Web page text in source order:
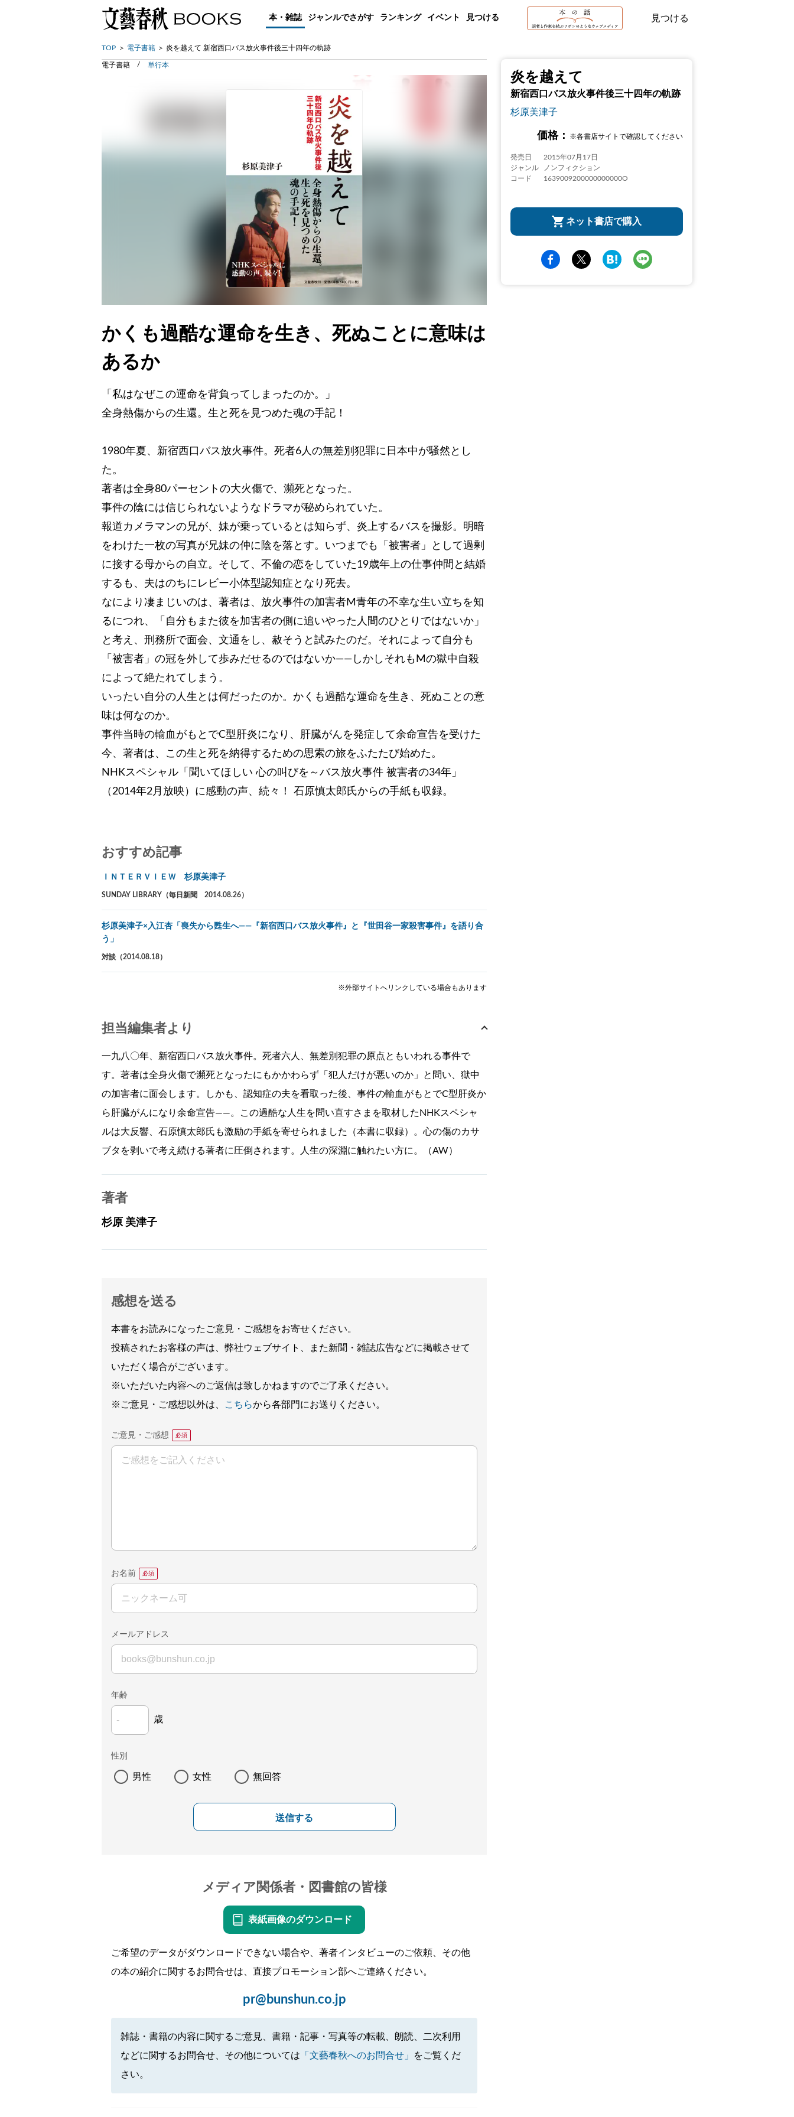
本・雑誌 ジャンルでさがす ランキング イベント 見つける 見つける
TOP 電子書籍 炎を越えて 新宿西口バス放火事件後三十四年の軌跡
炎を越えて
新宿西口バス放火事件後三十四年の軌跡
杉原美津子
価格： ※各書店サイトで確認してください
発売日
2015年07月17日
ジャンル
ノンフィクション
コード
1639009200000000000O
ネット書店で購入
電子書籍 単行本
かくも過酷な運命を生き、死ぬことに意味は
あるか
「私はなぜこの運命を背負ってしまったのか。」
全身熱傷からの生還。生と死を見つめた魂の手記！
1980年夏、新宿西口バス放火事件。死者6人の無差別犯罪に日本中が騒然とし
た。
著者は全身80パーセントの大火傷で、瀕死となった。
事件の陰には信じられないようなドラマが秘められていた。
報道カメラマンの兄が、妹が乗っているとは知らず、炎上するバスを撮影。明暗
をわけた一枚の写真が兄妹の仲に陰を落とす。いつまでも「被害者」として過剰
に接する母からの自立。そして、不倫の恋をしていた19歳年上の仕事仲間と結婚
するも、夫はのちにレビー小体型認知症となり死去。
なにより凄まじいのは、著者は、放火事件の加害者M青年の不幸な生い立ちを知
るにつれ、「自分もまた彼を加害者の側に追いやった人間のひとりではないか」
と考え、刑務所で面会、文通をし、赦そうと試みたのだ。それによって自分も
「被害者」の冠を外して歩みだせるのではないか――しかしそれもMの獄中自殺
によって絶たれてしまう。
いったい自分の人生とは何だったのか。かくも過酷な運命を生き、死ぬことの意
味は何なのか。
事件当時の輸血がもとでC型肝炎になり、肝臓がんを発症して余命宣告を受けた
今、著者は、この生と死を納得するための思索の旅をふたたび始めた。
NHKスペシャル「聞いてほしい 心の叫びを～バス放火事件 被害者の34年」
（2014年2月放映）に感動の声、続々！ 石原慎太郎氏からの手紙も収録。
おすすめ記事
ＩＮＴＥＲＶＩＥＷ 杉原美津子
SUNDAY LIBRARY（毎日新聞 2014.08.26）
杉原美津子×入江杏「喪失から甦生へ――『新宿西口バス放火事件』と『世田谷一家殺害事件』を語り合
う」
対談（2014.08.18）
※外部サイトへリンクしている場合もあります
担当編集者より
一九八〇年、新宿西口バス放火事件。死者六人、無差別犯罪の原点ともいわれる事件で
す。著者は全身火傷で瀕死となったにもかかわらず「犯人だけが悪いのか」と問い、獄中
の加害者に面会します。しかも、認知症の夫を看取った後、事件の輸血がもとでC型肝炎か
ら肝臓がんになり余命宣告――。この過酷な人生を問い直すさまを取材したNHKスペシャ
ルは大反響、石原慎太郎氏も激励の手紙を寄せられました（本書に収録）。心の傷のカサ
ブタを剥いで考え続ける著者に圧倒されます。人生の深淵に触れたい方に。（AW）
著者
杉原 美津子
感想を送る
本書をお読みになったご意見・ご感想をお寄せください。
投稿されたお客様の声は、弊社ウェブサイト、また新聞・雑誌広告などに掲載させて
いただく場合がございます。
※いただいた内容へのご返信は致しかねますのでご了承ください。
※ご意見・ご感想以外は、
こちらから各部門にお送りください。
ご意見・ご感想
お名前
メールアドレス
年齢
歳
性別
男性 女性 無回答
送信する
メディア関係者・図書館の皆様
表紙画像のダウンロード
ご希望のデータがダウンロードできない場合や、著者インタビューのご依頼、その他
の本の紹介に関するお問合せは、直接プロモーション部へご連絡ください。
pr@bunshun.co.jp
雑誌・書籍の内容に関するご意見、書籍・記事・写真等の転載、朗読、二次利用
などに関するお問合せ、その他については 「文藝春秋へのお問合せ」
をご覧くだ
さい。